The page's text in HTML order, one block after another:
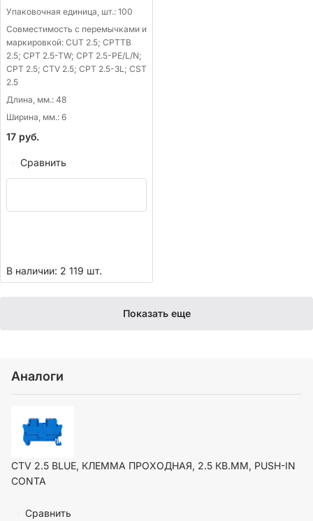
Упаковочная единица, шт.: 100
Совместимость с перемычками и
маркировкой: CUT 2.5; CPTTB
2.5; CPT 2.5-TW; CPT 2.5-PE/L/N;
CPT 2.5; CTV 2.5; CPT 2.5-3L; CST
2.5
Длина, мм.: 48
Ширина, мм.: 6
17 руб.
Сравнить
В наличии: 2 119 шт.
Показать еще
Аналоги
CTV 2.5 BLUE, КЛЕММА ПРОХОДНАЯ, 2.5 КВ.ММ, PUSH-IN
CONTA
Сравнить